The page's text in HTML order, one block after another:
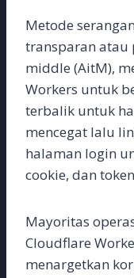
Metode
transparan atau
middle (AitM),
Workers untuk
terbalik untuk
mencegat lalu
halaman login
cookie, dan
Mayoritas
Cloudflare
menargetkan